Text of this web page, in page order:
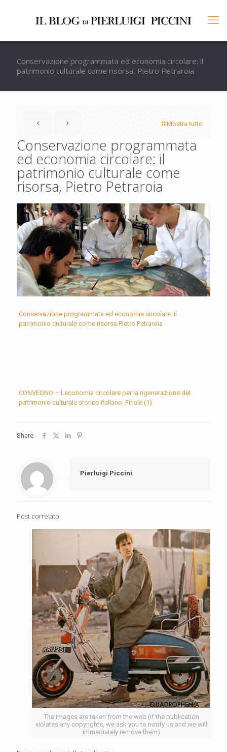
Conservazione programmata ed economia circolare: il
patrimonio culturale come risorsa, Pietro Petraroia
Mostra tutto
Conservazione programmata
ed economia circolare: il
patrimonio culturale come
risorsa, Pietro Petraroia
Conservazione programmata ed economia circolare: il
patrimonio culturale come risorsa Pietro Petraroia
CONVEGNO – Leconomia circolare per la rigenerazione del
patrimonio culturale storico italiano_Finale (1)
Share
Pierluigi Piccini
Post correlato
The images are taken from the web (if the publication
violates any copyrights, we ask you to notify us and we will
immediately remove them)